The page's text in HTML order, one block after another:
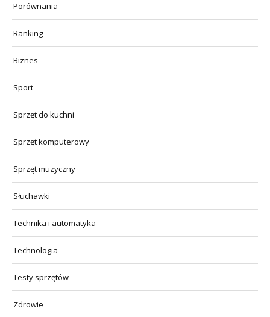
Porównania
Ranking
Biznes
Sport
Sprzęt do kuchni
Sprzęt komputerowy
Sprzęt muzyczny
Słuchawki
Technika i automatyka
Technologia
Testy sprzętów
Zdrowie